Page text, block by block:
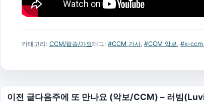
카테고리: CCM/팝송/가요태그: #CCM 가사 #CCM 악보 #k-ccm
글 탐색
이전 글다음주에 또 만나요 (악보/CCM) – 러빔